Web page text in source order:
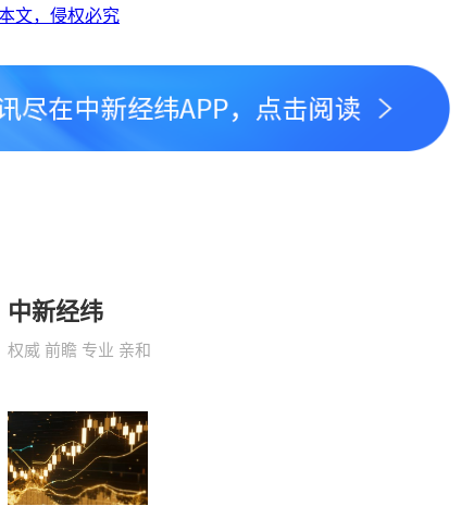
文，侵权必究
中新经纬
权威 前瞻 专业 亲和